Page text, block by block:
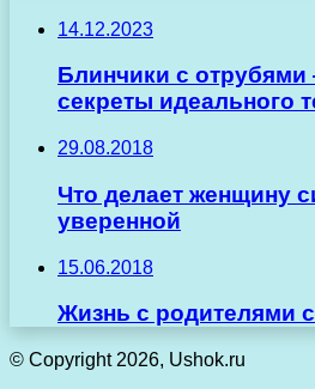
14.12.2023
Блинчики с
секреты идеального
29.08.2018
Что делает женщину
уверенной
15.06.2018
Жизнь с родителями
© Copyright 2026, Ushok.ru